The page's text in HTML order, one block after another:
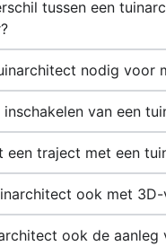
tussen een
nodig voor
van een
een traject met een
ook met 3D-
ook de aanleg